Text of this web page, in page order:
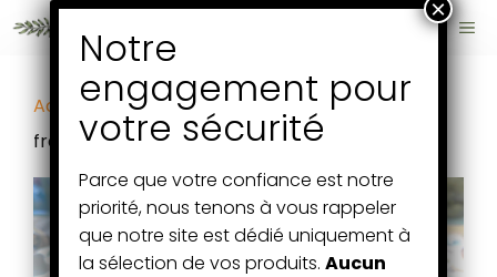
Aller
Accueil/ Fruits et Légumes/ 1 barquette de
framboises
Parce que votre confiance est notre
priorité, nous tenons à vous rappeler
que notre site est dédié uniquement à
la sélection de vos produits. Aucun